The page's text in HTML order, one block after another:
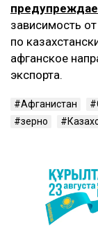
зависимость
по
афганское
экспорта.
Афганистан
зерно